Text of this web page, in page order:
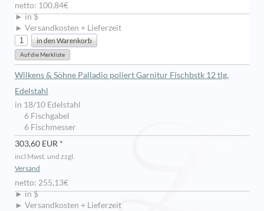
netto: 100,84€
► in $
► Versandkosten + Lieferzeit
Wilkens & Söhne Palladio poliert Garnitur Fischbstk 12 tlg.
Edelstahl
in 18/10 Edelstahl
6 Fischgabel
6 Fischmesser
303,60 EUR *
incl Mwst. und zzgl.
Versand
netto: 255,13€
► in $
► Versandkosten + Lieferzeit